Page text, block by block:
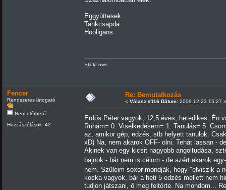
Eggyüttesek:
Tankcsapda
Hooligans
StickLows
Fencer
Rendszeres látogató
Nem elérhető
Hozzászólások: 42
Re: Bemutatkozás
« Válasz #116 Dátum:2009.12.23 15:27 »
Erdős Péter vagyok, 12,5 éves, hetedikes. Én
Ruhám= 0. Viselkedésem= 1. Tanulás= 5.
az, amikor gép, edzés, stb helyett tanulok.
xD) Na, nem akarok OFF- olni. Tehát lassan -
Akinek van egy kicsit nagyobb angoltudása,
bajnok - bár nem is célom - de azért akarok
nem. Szüleim soxor mondják, hogy "elviszik a
kocka vagyok, bár a heti 5 edzés mellett nem
tudjon játszani, ő meg feltörte. Na mondom...